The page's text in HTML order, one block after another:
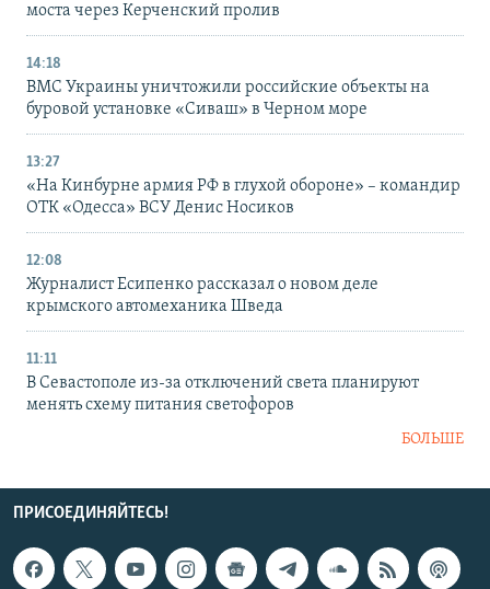
моста через Керченский пролив
14:18
ВМС Украины уничтожили российские объекты на
буровой установке «Сиваш» в Черном море
13:27
«На Кинбурне армия РФ в глухой обороне» – командир
ОТК «Одесса» ВСУ Денис Носиков
12:08
Журналист Есипенко рассказал о новом деле
крымского автомеханика Шведа
11:11
В Севастополе из-за отключений света планируют
менять схему питания светофоров
БОЛЬШЕ
ПРИСОЕДИНЯЙТЕСЬ!